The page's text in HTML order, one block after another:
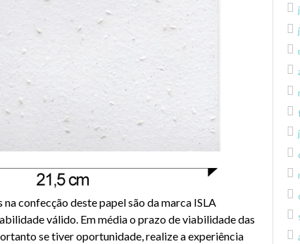
confecção deste papel são da marca ISLA
válido. Em média o prazo de viabilidade das
se tiver oportunidade, realize a experiência